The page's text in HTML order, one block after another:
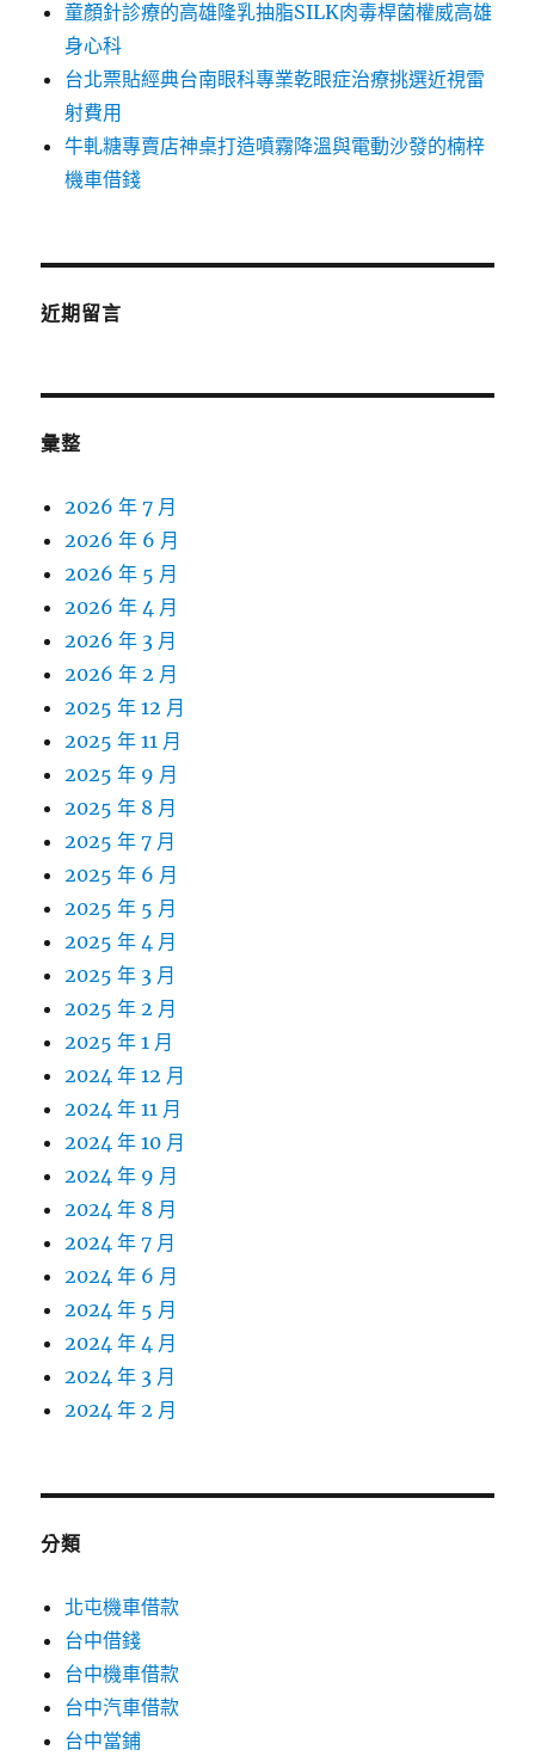
童顏針診療的高雄隆乳抽脂SILK肉毒桿菌權威高雄
身心科
台北票貼經典台南眼科專業乾眼症治療挑選近視雷
射費用
牛軋糖專賣店神桌打造噴霧降溫與電動沙發的楠梓
機車借錢
近期留言
彙整
2026 年 7 月
2026 年 6 月
2026 年 5 月
2026 年 4 月
2026 年 3 月
2026 年 2 月
2025 年 12 月
2025 年 11 月
2025 年 9 月
2025 年 8 月
2025 年 7 月
2025 年 6 月
2025 年 5 月
2025 年 4 月
2025 年 3 月
2025 年 2 月
2025 年 1 月
2024 年 12 月
2024 年 11 月
2024 年 10 月
2024 年 9 月
2024 年 8 月
2024 年 7 月
2024 年 6 月
2024 年 5 月
2024 年 4 月
2024 年 3 月
2024 年 2 月
分類
北屯機車借款
台中借錢
台中機車借款
台中汽車借款
台中當鋪